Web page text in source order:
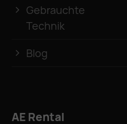
Gebrauchte
Technik
Blog
AE Rental